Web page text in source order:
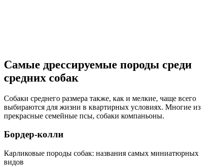
Самые дрессируемые породы среди
средних собак
Собаки среднего размера также, как и мелкие, чаще всего
выбираются для жизни в квартирных условиях. Многие из
прекрасные семейные псы, собаки компаньоны.
Бордер-колли
Карликовые породы собак: названия самых миниатюрных
видов